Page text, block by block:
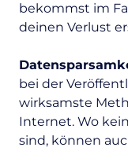
bekommst im
deinen Verlust
bei der
wirksamste
Internet. Wo
sind, können